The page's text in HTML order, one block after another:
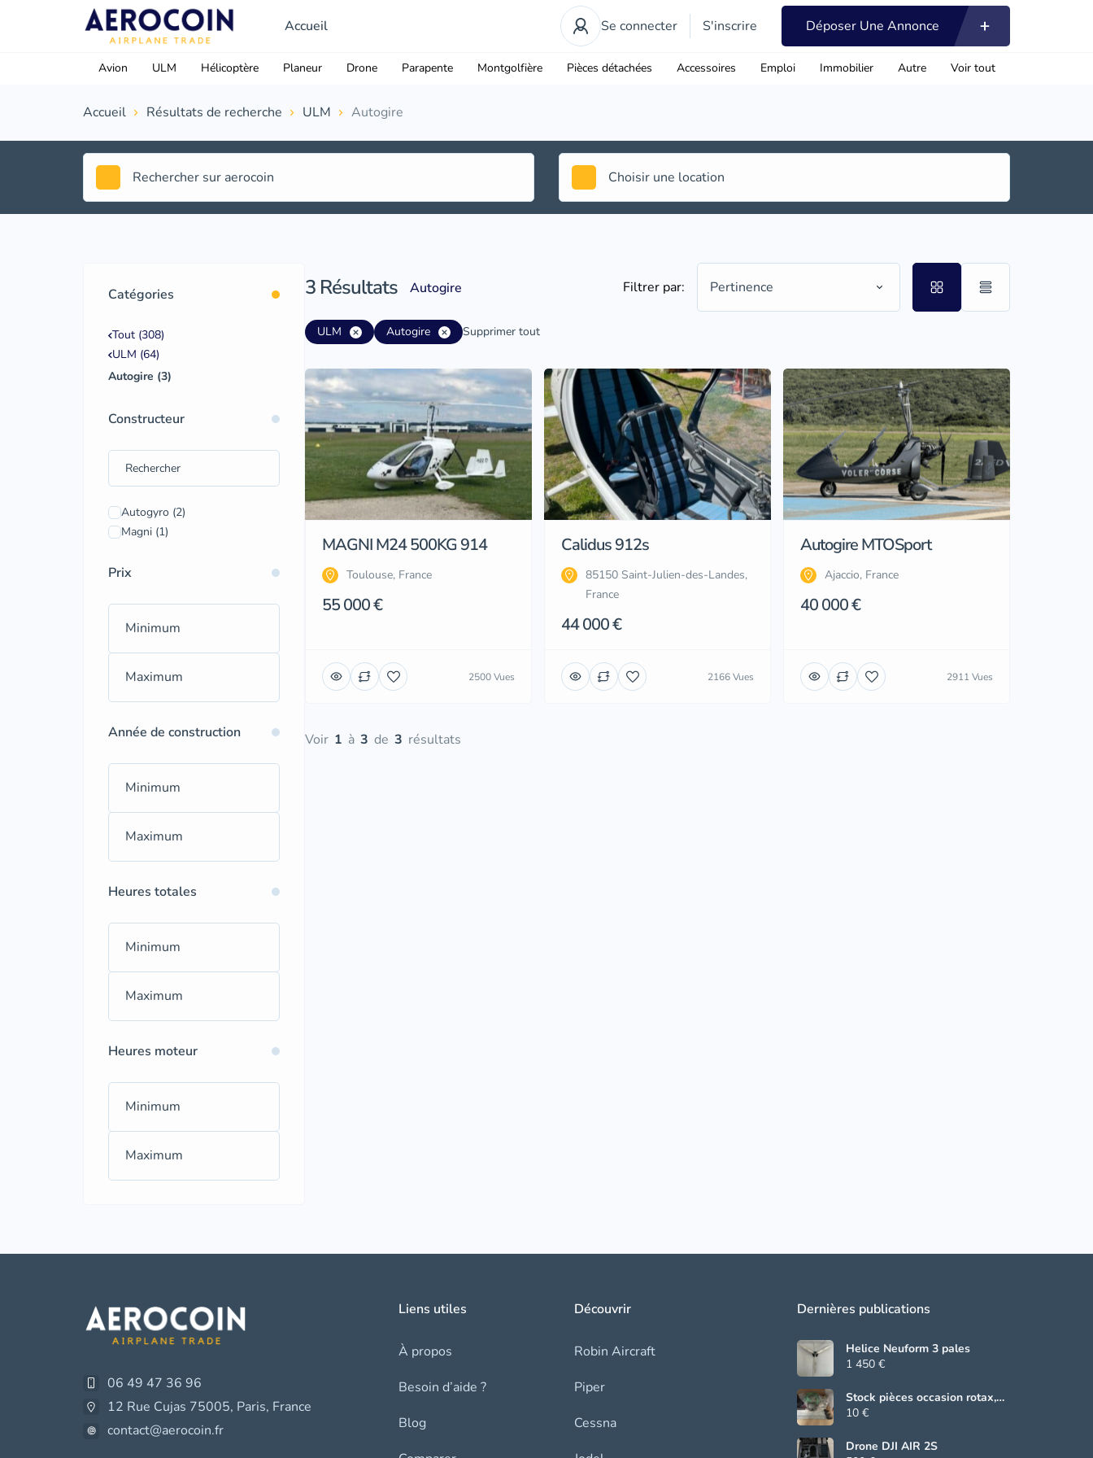
Accueil Se connecter S'inscrire Déposer Une Annonce
Avion ULM Hélicoptère Planeur Drone Parapente Montgolfière Pièces détachées Accessoires Emploi Immobilier Autre Voir tout
Accueil Résultats de recherche ULM Autogire
Catégories
Tout (308)
ULM (64)
Autogire (3)
Constructeur
Autogyro (2)
Magni (1)
Prix
Année de construction
Heures totales
Heures moteur
3 Résultats Autogire Filtrer par: Pertinence
ULM Autogire Supprimer tout
MAGNI M24 500KG 914
Toulouse, France
55 000 €
2500 Vues
Calidus 912s
85150 Saint-Julien-des-Landes,
France
44 000 €
2166 Vues
Autogire MTOSport
Ajaccio, France
40 000 €
2911 Vues
Voir 1 à 3 de 3 résultats
06 49 47 36 96
12 Rue Cujas 75005, Paris, France
contact@aerocoin.fr
Liens utiles
À propos
Besoin d’aide ?
Blog
Découvrir
Robin Aircraft
Piper
Cessna
Dernières publications
Helice Neuform 3 pales
1 450 €
Stock pièces occasion rotax,
Beringer, grs
10 €
Drone DJI AIR 2S